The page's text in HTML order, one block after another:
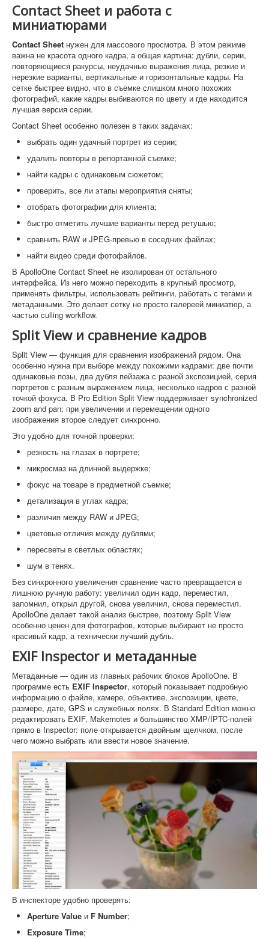
Contact Sheet и работа с
миниатюрами
Contact Sheet нужен для массового просмотра. В этом режиме
важна не красота одного кадра, а общая картина: дубли, серии,
повторяющиеся ракурсы, неудачные выражения лица, резкие и
нерезкие варианты, вертикальные и горизонтальные кадры. На
сетке быстрее видно, что в съемке слишком много похожих
фотографий, какие кадры выбиваются по цвету и где находится
лучшая версия серии.
Contact Sheet особенно полезен в таких задачах:
выбрать один удачный портрет из серии;
удалить повторы в репортажной съемке;
найти кадры с одинаковым сюжетом;
проверить, все ли этапы мероприятия сняты;
отобрать фотографии для клиента;
быстро отметить лучшие варианты перед ретушью;
сравнить RAW и JPEG-превью в соседних файлах;
найти видео среди фотофайлов.
В ApolloOne Contact Sheet не изолирован от остального
интерфейса. Из него можно переходить в крупный просмотр,
применять фильтры, использовать рейтинги, работать с тегами и
метаданными. Это делает сетку не просто галереей миниатюр, а
частью culling workflow.
Split View и сравнение кадров
Split View — функция для сравнения изображений рядом. Она
особенно нужна при выборе между похожими кадрами: две почти
одинаковые позы, два дубля пейзажа с разной экспозицией, серия
портретов с разным выражением лица, несколько кадров с разной
точкой фокуса. В Pro Edition Split View поддерживает synchronized
zoom and pan: при увеличении и перемещении одного
изображения второе следует синхронно.
Это удобно для точной проверки:
резкость на глазах в портрете;
микросмаз на длинной выдержке;
фокус на товаре в предметной съемке;
детализация в углах кадра;
различия между RAW и JPEG;
цветовые отличия между дублями;
пересветы в светлых областях;
шум в тенях.
Без синхронного увеличения сравнение часто превращается в
лишнюю ручную работу: увеличил один кадр, переместил,
запомнил, открыл другой, снова увеличил, снова переместил.
ApolloOne делает такой анализ быстрее, поэтому Split View
особенно ценен для фотографов, которые выбирают не просто
красивый кадр, а технически лучший дубль.
EXIF Inspector и метаданные
Метаданные — один из главных рабочих блоков ApolloOne. В
программе есть EXIF Inspector, который показывает подробную
информацию о файле, камере, объективе, экспозиции, цвете,
размере, дате, GPS и служебных полях. В Standard Edition можно
редактировать EXIF, Makernotes и большинство XMP/IPTC-полей
прямо в Inspector: поле открывается двойным щелчком, после
чего можно выбрать или ввести новое значение.
В инспекторе удобно проверять:
Aperture Value и F Number;
Exposure Time;